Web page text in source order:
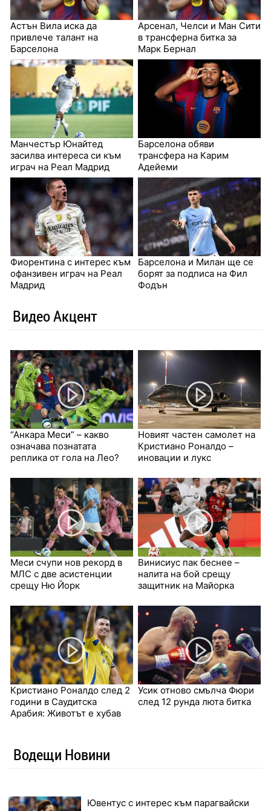
Астън Вила иска да
привлече талант на
Барселона
Арсенал, Челси и Ман Сити
в трансферна битка за
Марк Бернал
Манчестър Юнайтед
засилва интереса си към
играч на Реал Мадрид
Барселона обяви
трансфера на Карим
Адейеми
Фиорентина с интерес към
офанзивен играч на Реал
Мадрид
Барселона и Милан ще се
борят за подписа на Фил
Фодън
Видео Акцент
“Анкара Меси” – какво
означава познатата
реплика от гола на Лео?
Новият частен самолет на
Кристиано Роналдо –
иновации и лукс
Меси счупи нов рекорд в
МЛС с две асистенции
срещу Ню Йорк
Винисиус пак беснее –
налита на бой срещу
защитник на Майорка
Кристиано Роналдо след 2
години в Саудитска
Арабия: Животът е хубав
Усик отново смълча Фюри
след 12 рунда люта битка
Водещи Новини
Ювентус с интерес към парагвайски